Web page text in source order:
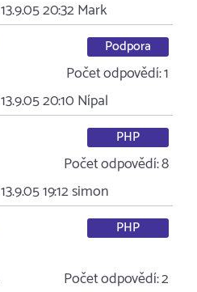
13.9.05 20:32Mark
Podpora
Počet odpovědí:1
13.9.05 20:10 Nípal
PHP
Počet odpovědí:8
13.9.05 19:12simon
PHP
Počet odpovědí:2